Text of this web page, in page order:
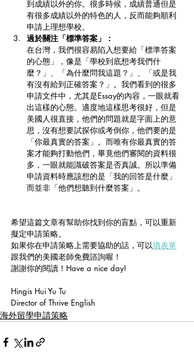
到成績以外的你。很多時候，成績普通但是
有很多成績以外的特色的人，反而能夠順利
申請上理想學校。
過於關注「標準答案」：
在台灣，我們很容易陷入想要給「標準答案
的心態」，像是「學校到底想考我們什
麼？」、「為什麼問我這題？」、「或是我
有沒有給到正確答案？」。我們看到的很多
申請文件中，尤其是Essay的內容，一眼就看
出這樣的心態。適度地這樣思考很好，但是
美國人很直接，他們的問題就是字面上的意
思，沒有想要試探你或考倒你，他們要的是
「你最真實的答案」。而唯有你最真實的答
案才能夠打動他們，畢竟他們審閱的資料很
多，一眼就能識破答案是否真誠。所以準備
申請資料時應該想的是「我的回答是什麼」
而並非「他們想聽到什麼答案」。
希望這篇文章有幫助你找到你的盲點，可以重新
擬定申請策略。
如果你在申請策略上需要協助的話，可以填表單
跟我們的美國老師免費諮詢喔！
謝謝你的閱讀！Have a nice day!
Hingis Hui Yu Tu
Director of Thrive English
海外留學申請策略